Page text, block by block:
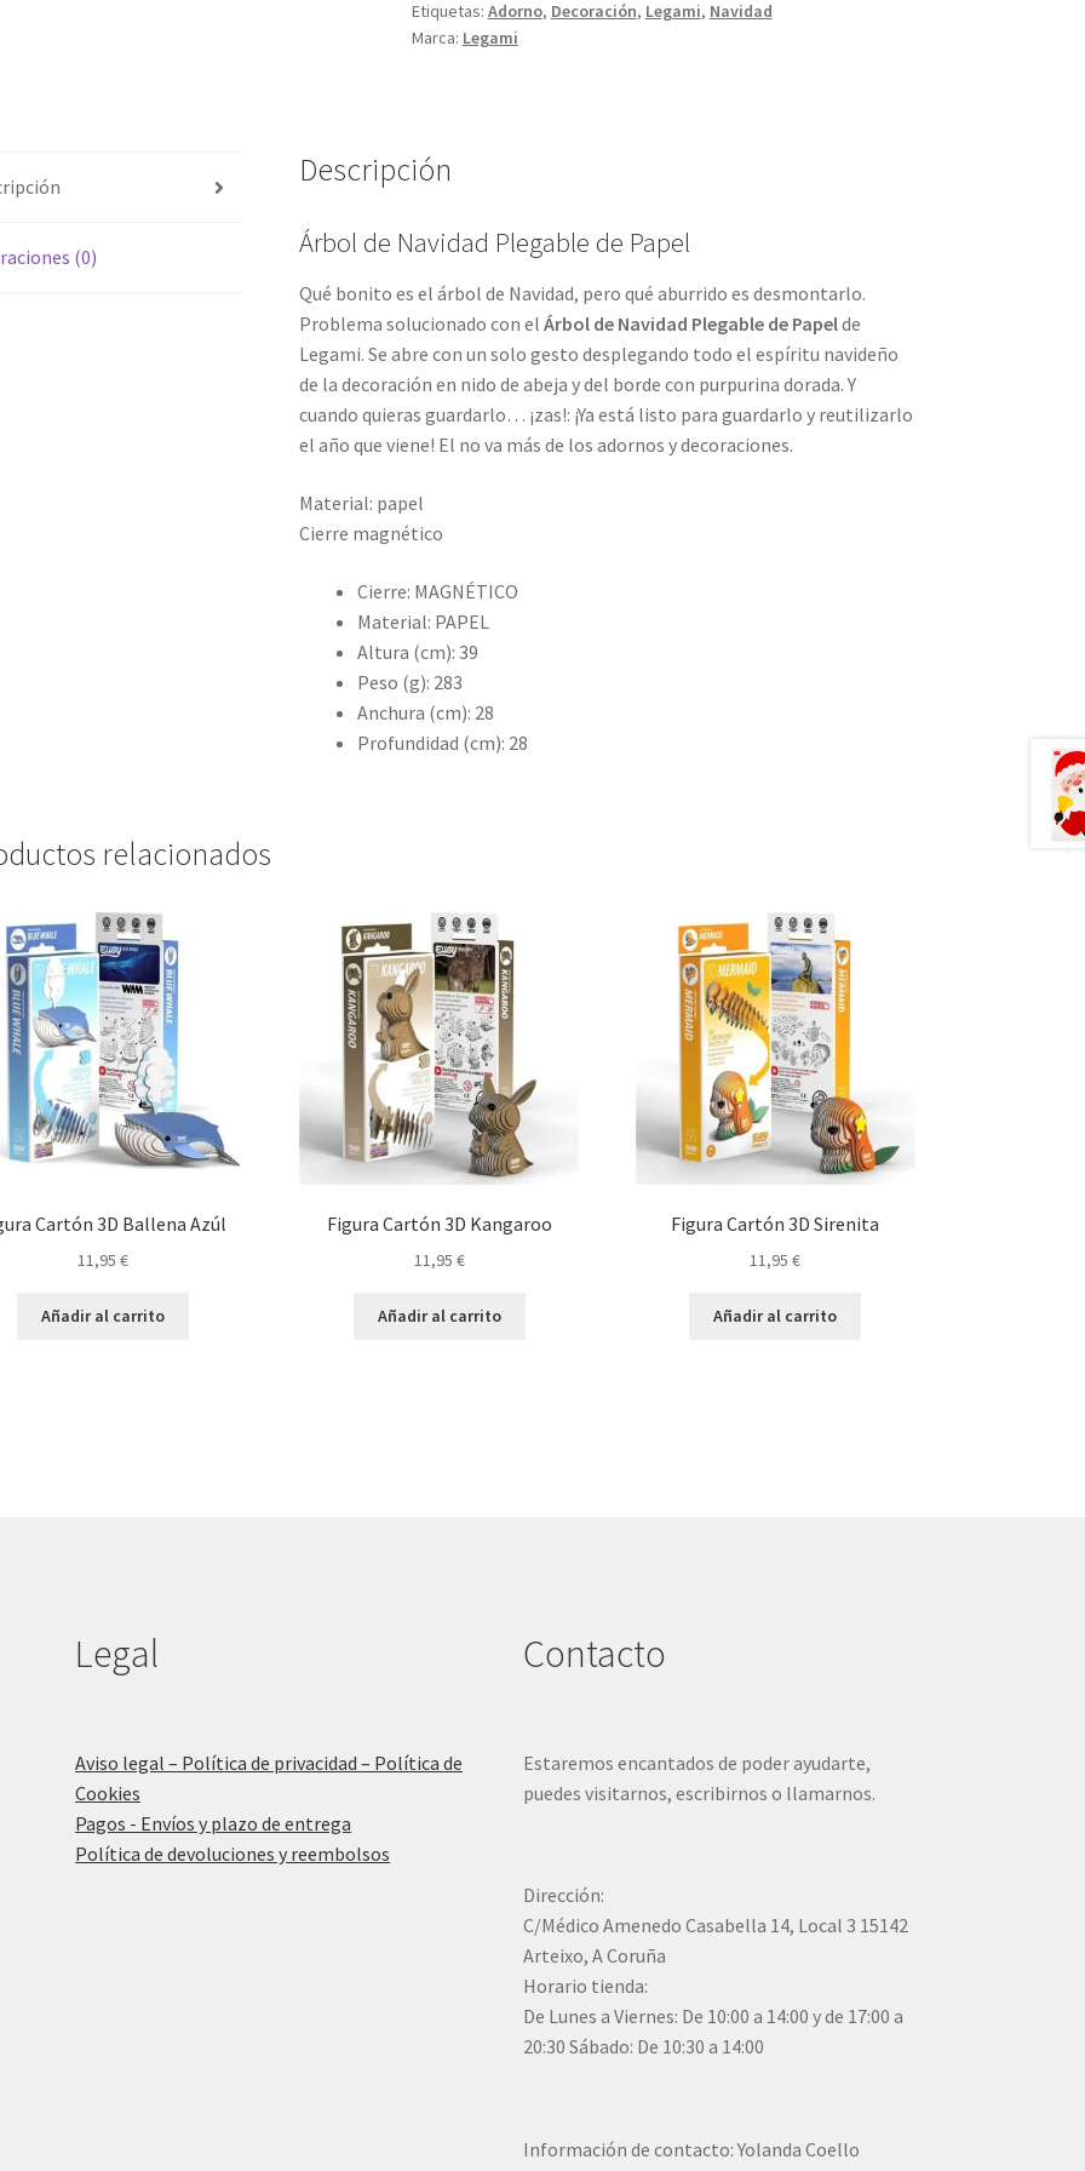
Etiquetas: Adorno, Decoración, Legami, Navidad
Marca: Legami
(0)
Descripción
Árbol de Navidad Plegable de Papel
Qué bonito es el árbol de Navidad, pero qué aburrido es desmontarlo.
Problema solucionado con elÁrbol de Navidad Plegable de Papelde
Legami. Se abre con un solo gesto desplegando todo el espíritu navideño
de la decoración en nido de abeja y del borde con purpurina dorada. Y
cuando quieras guardarlo… ¡zas!: ¡Ya está listo para guardarlo y reutilizarlo
el año que viene! El no va más de los adornos y decoraciones.
Material: papel
Cierre magnético
Cierre: MAGNÉTICO
Material: PAPEL
Altura (cm): 39
Peso (g): 283
Anchura (cm): 28
Profundidad (cm): 28
relacionados
Cartón 3D Ballena Azúl
11,95€
Añadir al carrito
Figura Cartón 3D Kangaroo
11,95 €
Añadir al carrito
Figura Cartón 3D Sirenita
11,95€
Añadir al carrito
Legal
Aviso legal – Política de privacidad – Política de
Cookies
Pagos - Envíos y plazo de entrega
Política de devoluciones y reembolsos
Contacto
Estaremos encantados de poder ayudarte,
puedes visitarnos, escribirnos o llamarnos.
Dirección:
C/Médico Amenedo Casabella 14, Local 3 15142
Arteixo, A Coruña
Horario tienda:
De Lunes a Viernes: De 10:00 a 14:00 y de 17:00 a
20:30 Sábado: De 10:30 a 14:00
Información de contacto: Yolanda Coello